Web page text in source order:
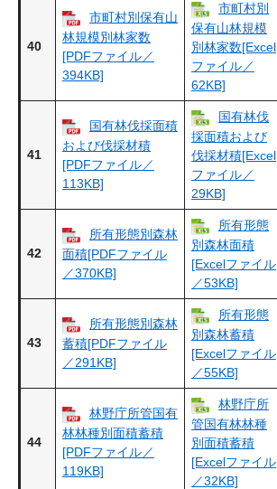
40
市町村別保有山
林規模別林家数
[PDFファイル／
394KB]
市町村別
保有山林規模
別林家数[Excel
ファイル／
62KB]
41
国有林伐採面積
および伐採材積
[PDFファイル／
113KB]
国有林伐
採面積および
伐採材積[Excel
ファイル／
29KB]
42
所有形態別森林
面積[PDFファイル
／370KB]
所有形態
別森林面積
[Excelファイル
／53KB]
43
所有形態別森林
蓄積[PDFファイル
／291KB]
所有形態
別森林蓄積
[Excelファイル
／55KB]
44
林野庁所管国有
林林種別面積蓄積
[PDFファイル／
119KB]
林野庁所
管国有林林種
別面積蓄積
[Excelファイル
／32KB]